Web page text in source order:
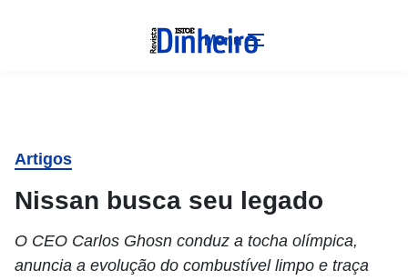
Menu
Artigos
Nissan busca seu legado
O CEO Carlos Ghosn conduz a tocha olímpica,
anuncia a evolução do combustível limpo e traça